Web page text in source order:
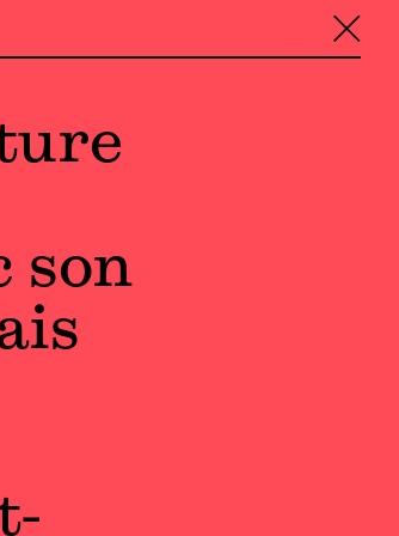
╳
son